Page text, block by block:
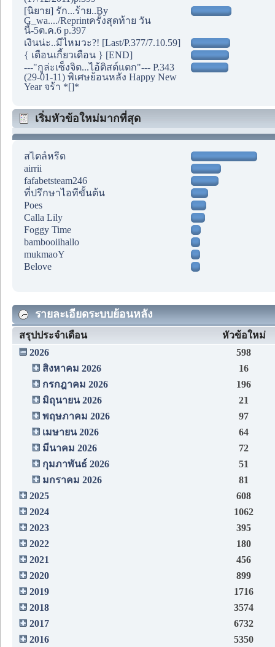
[นิยาย] รัก...ร้าย..By
G_wa..../Reprintครั้งสุดท้าย วัน
นี้-5ต.ค.6 p.397
เงินน่ะ..มีไหมวะ?! [Last/P.377/7.10.59]
{ เดือนเกี้ยวเดือน } [END]
---"กูล่ะเซ็งจิต...ไอ้ติสต์แตก"--- P.343
(29-01-11) พิเศษย้อนหลัง Happy New
Year จร้า *[]*
เริ่มหัวข้อใหม่มากที่สุด
สไตล์หรีด
airrii
fafabetsteam246
ที่ปรึกษาไอทีขั้นต้น
Poes
Calla Lily
Foggy Time
bambooiihallo
mukmaoY
Belove
รายละเอียดระบบย้อนหลัง
สรุปประจำเดือน
หัวข้อใหม่
2026
598
สิงหาคม 2026
16
กรกฎาคม 2026
196
มิถุนายน 2026
21
พฤษภาคม 2026
97
เมษายน 2026
64
มีนาคม 2026
72
กุมภาพันธ์ 2026
51
มกราคม 2026
81
2025
608
2024
1062
2023
395
2022
180
2021
456
2020
899
2019
1716
2018
3574
2017
6732
2016
5350